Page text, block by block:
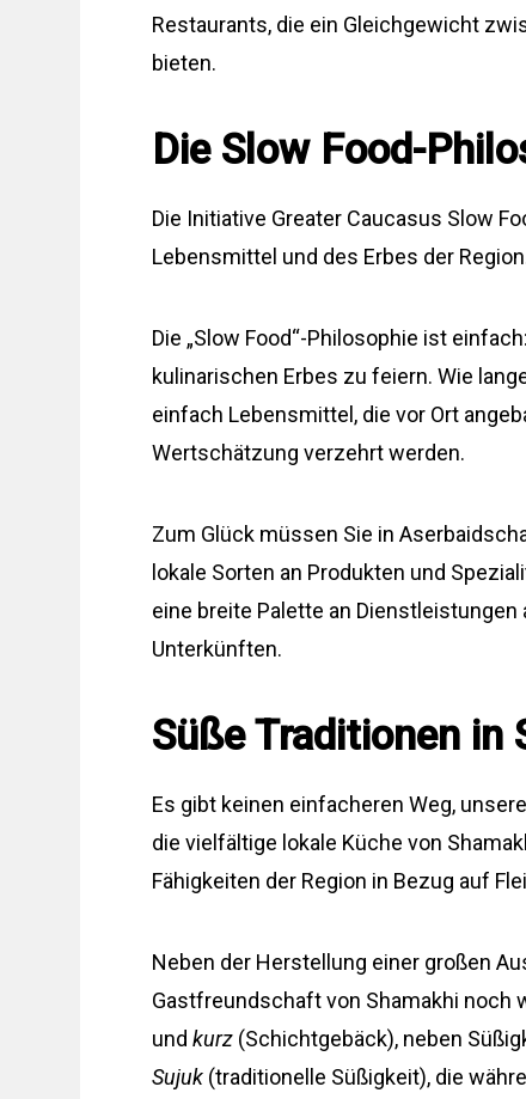
Restaurants, die ein Gleichgewicht
bieten.
Die Slow Food-
Die Initiative Greater Caucasus Slow
Lebensmittel und des Erbes der
Die „Slow Food“-Philosophie ist
kulinarischen Erbes zu feiern. Wie
einfach Lebensmittel, die vor Ort
Wertschätzung verzehrt werden.
Zum Glück müssen Sie in
lokale Sorten an Produkten und
eine breite Palette an
Unterkünften.
Süße Traditionen in
Es gibt keinen einfacheren Weg,
die vielfältige lokale Küche von
Fähigkeiten der Region in Bezug auf
Neben der Herstellung einer großen
Gastfreundschaft von Shamakhi noch
undkurz (Schichtgebäck), neben
Sujuk (traditionelle Süßigkeit), die